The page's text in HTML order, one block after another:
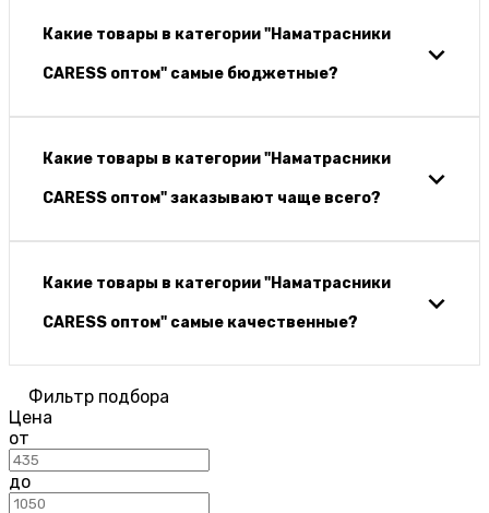
Какие товары в категории "Наматрасники
CARESS оптом" самые бюджетные?
Какие товары в категории "Наматрасники
CARESS оптом" заказывают чаще всего?
Какие товары в категории "Наматрасники
CARESS оптом" самые качественные?
Фильтр подбора
Цена
от
до